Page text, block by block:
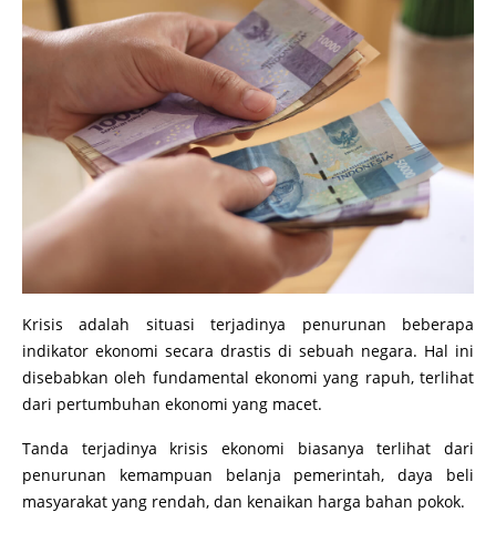
Krisis adalah situasi terjadinya penurunan beberapa
indikator ekonomi secara drastis di sebuah negara. Hal ini
disebabkan oleh fundamental ekonomi yang rapuh, terlihat
dari pertumbuhan ekonomi yang macet.
Tanda terjadinya krisis ekonomi biasanya terlihat dari
penurunan kemampuan belanja pemerintah, daya beli
masyarakat yang rendah, dan kenaikan harga bahan pokok.